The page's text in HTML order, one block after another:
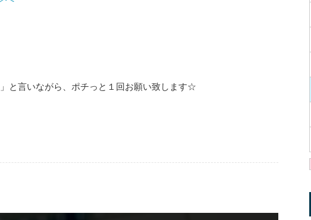
と言いながら、ポチっと１回お願い致します☆